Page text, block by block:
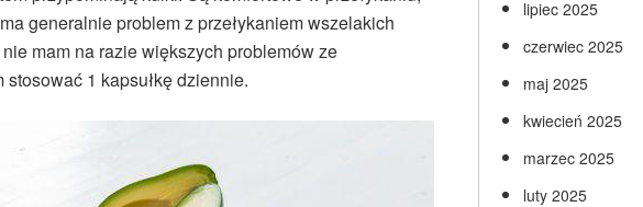
generalnie problem z przełykaniem wszelakich
mam na razie większych problemów ze
1 kapsułkę dziennie.
lipiec 2025
czerwiec 2025
maj 2025
kwiecień 2025
marzec 2025
luty 2025